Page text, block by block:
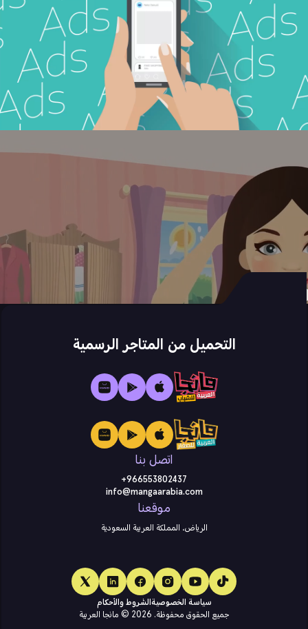
التحميل من المتاجر الرسمية
اتصل بنا
+966553802437
info@mangaarabia.com
موقعنا
الرياض، المملكة العربية السعودية
سياسة الخصوصيةالشروط والأحكام
جميع الحقوق محفوظة. 2026 ©️ مانجا العربية